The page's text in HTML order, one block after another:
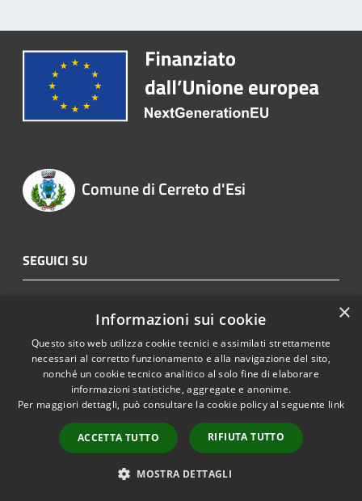
Comune di Cerreto d'Esi
SEGUICI SU
AMMINISTRAZIONE
Organi di Governo
Aree Amministrative
Uffici
Enti e fondazioni
Politici
Personale Amministrativo
×
Informazioni sui cookie
Questo sito web utilizza cookie tecnici e assimilati strettamente
necessari al corretto funzionamento e alla navigazione del sito,
nonché un cookie tecnico analitico al solo fine di elaborare
informazioni statistiche, aggregate e anonime.
Per maggiori dettagli, può consultare la cookie policy al seguente link
ACCETTA TUTTO RIFIUTA TUTTO
MOSTRA DETTAGLI